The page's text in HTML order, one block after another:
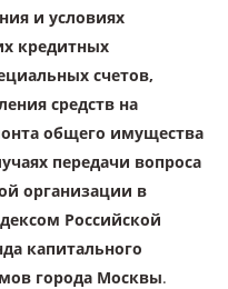
и условиях
кредитных
счетов,
средств на
общего имущества
передачи вопроса
организации в
Российской
капитального
города Москвы.